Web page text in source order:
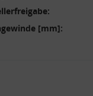
[mm]:
Verwendung reduzierter
Verwendung von Profilen